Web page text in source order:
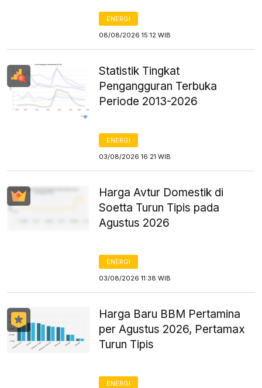
ENERGI
08/08/2026 15:12 WIB
Statistik Tingkat
Pengangguran Terbuka
Periode 2013-2026
ENERGI
03/08/2026 16:21 WIB
Harga Avtur Domestik di
Soetta Turun Tipis pada
Agustus 2026
ENERGI
03/08/2026 11:38 WIB
Harga Baru BBM Pertamina
per Agustus 2026, Pertamax
Turun Tipis
ENERGI